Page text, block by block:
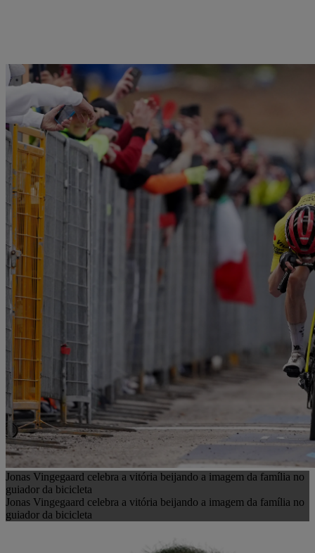
Jonas Vingegaard celebra a vitória beijando a imagem da família no
guiador da bicicleta
Jonas Vingegaard celebra a vitória beijando a imagem da família no
guiador da bicicleta